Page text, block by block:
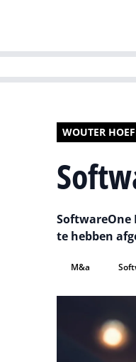
WOUTER
SoftwareOne
te hebben
M&a